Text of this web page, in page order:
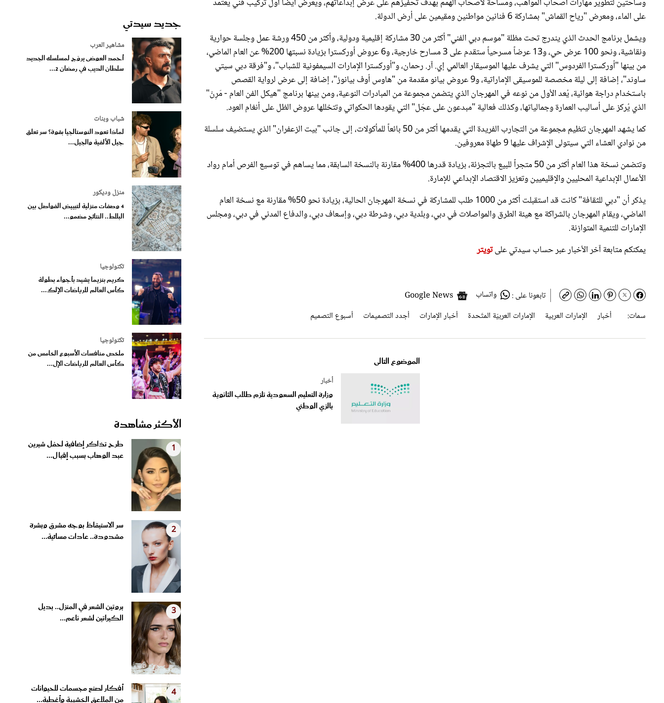
على الماء، ومعرض "رياح القماش" بمشاركة 6 فنانين مواطنين ومقيمين على أرض الدولة.
ويشمل برنامج الحدث الذي يندرج تحت مظلة "موسم دبي الفني" أكثر من 30 مشاركة إقليمية ودولية، وأكثر من 450 ورشة عمل وجلسة حوارية
ونقاشية، ونحو 100 عرض حي، و13 عرضاً مسرحياً ستقدم على 3 مسارح خارجية، و6 عروض أوركسترا بزيادة نسبتها 200% عن العام الماضي،
من بينها "أوركسترا الفردوس" التي يشرف عليها الموسيقار العالمي إي. آر. رحمان، و"أوركسترا الإمارات السيمفونية للشباب"، و"فرقة دبي سيتي
ساوند"، إضافة إلى ليلة مخصصة للموسيقى الإماراتية، و9 عروض بيانو مقدمة من "هاوس أوف بيانوز"، إضافة إلى عرض لرواية القصص
باستخدام دراجة هوائية، يُعد الأول من نوعه في المهرجان الذي يتضمن مجموعة من المبادرات النوعية، ومن بينها برنامج "هيكل الفن العام - مَرِنْ"
الذي يُركز على أساليب العمارة وجمالياتها، وكذلك فعالية "مبدعون على عجَل" التي يقودها الحكواتي وتتخللها عروض الظل على أنغام العود.
كما يشهد المهرجان تنظيم مجموعة من التجارب الفريدة التي يقدمها أكثر من 50 بائعاً للمأكولات، إلى جانب "بيت الزعفران" الذي يستضيف سلسلة
من نوادي العشاء التي سيتولى الإشراف عليها 9 طهاة معروفين.
وتتضمن نسخة هذا العام أكثر من 50 متجراً للبيع بالتجزئة، بزيادة قدرها 400% مقارنة بالنسخة السابقة، مما يساهم في توسيع الفرص أمام رواد
الأعمال الإبداعية المحليين والإقليميين وتعزيز الاقتصاد الإبداعي للإمارة.
يذكر أن "دبي للثقافة" كانت قد استقبلت أكثر من 1000 طلب للمشاركة في نسخة المهرجان الحالية، بزيادة نحو 50% مقارنة مع نسخة العام
الماضي، ويقام المهرجان بالشراكة مع هيئة الطرق والمواصلات في دبي، وبلدية دبي، وشرطة دبي، وإسعاف دبي، والدفاع المدني في دبي، ومجلس
الإمارات للتنمية المتوازنة.
يمكنكم متابعة آخر الأخبار عبر حساب سيدتي علىتويتر
تابعونا على : واتساب
سمات:
أخبار الإمارات العربية الإمارات العربيّة المتّحدة أخبار الإمارات أجدد التصميمات أسبوع التصميم
الموضوع التالى
أخبار
وزارة التعليم السعودية تلزم طلاب الثانوية
بالزي الوطني
جديد سيدتي
مشاهير العرب
أحمد العوضى يروّج لمسلسله الجديد
سلطان الديب في رمضان 2...
شباب وبنات
لماذا تعود النوستالجيا بقوة؟ سر تعلق
جيل الألفية والجيل...
منزل وديكور
4 وصفات منزلية لتبييض الفواصل بين
البلاط.. النتائج مضمو...
تكنولوجيا
كريم بنزيما يشيد بأجواء بطولة
كأس العالم للرياضات الإلك...
تكنولوجيا
ملخص منافسات الأسبوع الخامس من
كأس العالم للرياضات الإل...
الأكثر مشاهدة
1
طرح تذاكر إضافية لحفل شيرين
عبد الوهاب بسبب إقبال...
2
سر الاستيقاظ بوجه مشرق وبشرة
مشدودة.. عادات مسائية...
3
بروتين الشعر في المنزل.. بديل
الكيراتين لشعر ناعم...
4
أفكار لصنع مجسمات للحيوانات
من الملاعق الخشبية وأغطية...